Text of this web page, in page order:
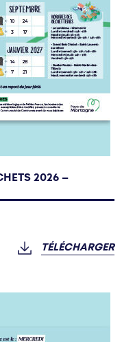
2026 –
TÉLÉCHARGER